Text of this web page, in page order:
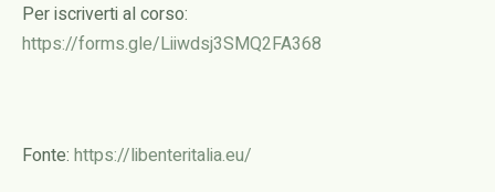
Per iscriverti al corso:
https://forms.gle/Liiwdsj3SMQ2FA368
Fonte: https://libenteritalia.eu/